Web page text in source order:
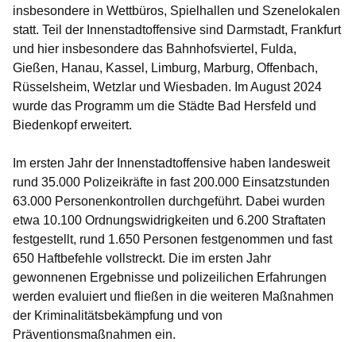
insbesondere in Wettbüros, Spielhallen und Szenelokalen
statt. Teil der Innenstadtoffensive sind Darmstadt, Frankfurt
und hier insbesondere das Bahnhofsviertel, Fulda,
Gießen, Hanau, Kassel, Limburg, Marburg, Offenbach,
Rüsselsheim, Wetzlar und Wiesbaden. Im August 2024
wurde das Programm um die Städte Bad Hersfeld und
Biedenkopf erweitert.
Im ersten Jahr der Innenstadtoffensive haben landesweit
rund 35.000 Polizeikräfte in fast 200.000 Einsatzstunden
63.000 Personenkontrollen durchgeführt. Dabei wurden
etwa 10.100 Ordnungswidrigkeiten und 6.200 Straftaten
festgestellt, rund 1.650 Personen festgenommen und fast
650 Haftbefehle vollstreckt. Die im ersten Jahr
gewonnenen Ergebnisse und polizeilichen Erfahrungen
werden evaluiert und fließen in die weiteren Maßnahmen
der Kriminalitätsbekämpfung und von
Präventionsmaßnahmen ein.